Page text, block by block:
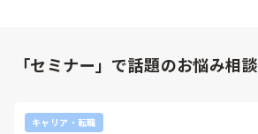
「セミナー」で話題のお悩み相談
キャリア・転職